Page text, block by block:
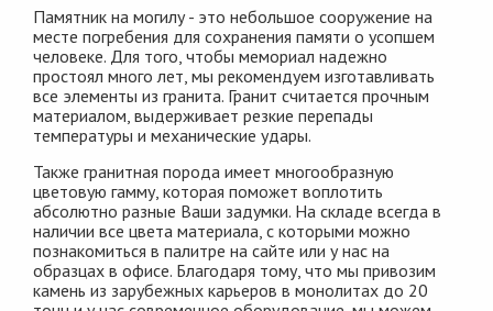
Памятник на могилу - это небольшое сооружение на
месте погребения для сохранения памяти о усопшем
человеке. Для того, чтобы мемориал надежно
простоял много лет, мы рекомендуем изготавливать
все элементы из гранита. Гранит считается прочным
материалом, выдерживает резкие перепады
температуры и механические удары.
Также гранитная порода имеет многообразную
цветовую гамму, которая поможет воплотить
абсолютно разные Ваши задумки. На складе всегда в
наличии все цвета материала, с которыми можно
познакомиться в палитре на сайте или у нас на
образцах в офисе. Благодаря тому, что мы привозим
камень из зарубежных карьеров в монолитах до 20